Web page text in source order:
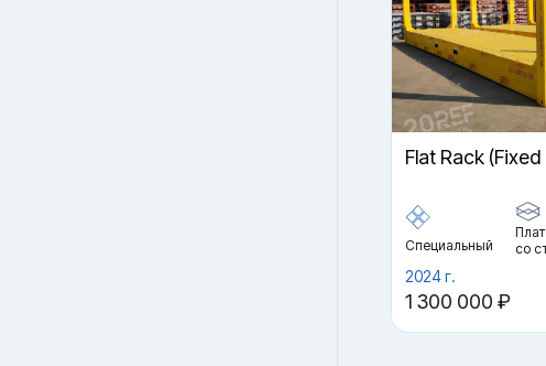
Flat Rack
Специальный
со
2024 г.
1 300 000 ₽